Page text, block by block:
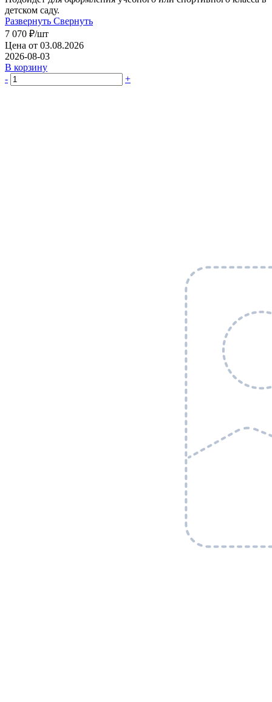
детском саду.
Развернуть Свернуть
7 070 ₽/шт
Цена от 03.08.2026
2026-08-03
В корзину
-
+